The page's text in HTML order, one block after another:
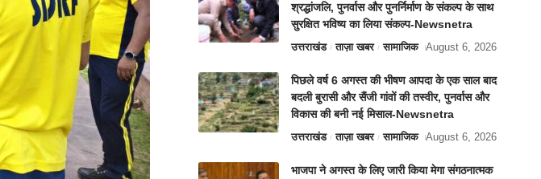
श्रद्धांजलि, पुनर्वास और पुनर्निर्माण के संकल्प के साथ
सुरक्षित भविष्य का लिया संकल्प-Newsnetra
उत्तराखंड ताज़ा खबर सामाजिक August 6, 2026
पिछले वर्ष 6 अगस्त की भीषण आपदा के एक साल बाद
बदली बुरासी और सैंजी गांवों की तस्वीर, पुनर्वास और
विकास की बनी नई मिसाल-Newsnetra
उत्तराखंड ताज़ा खबर सामाजिक August 6, 2026
भाजपा ने अगस्त के लिए जारी किया मेगा संगठनात्मक